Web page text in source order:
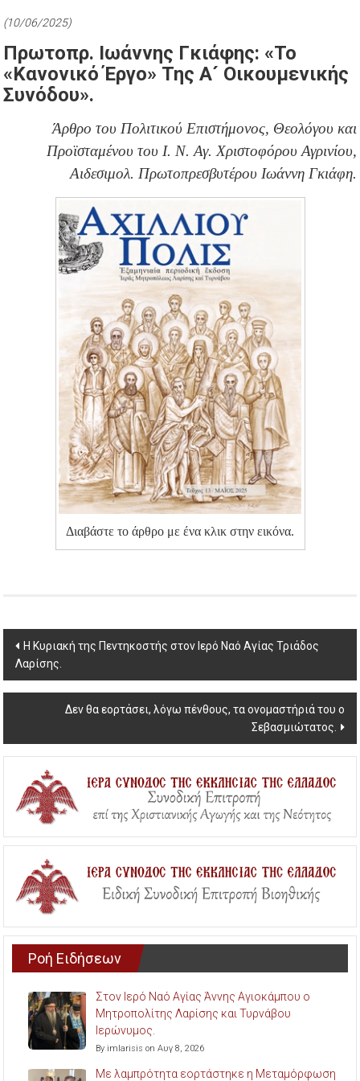
(10/06/2025)
Πρωτοπρ. Ιωάννης Γκιάφης: «Το
«κανονικό Έργο» Της Α´ Οικουμενικής
Συνόδου».
Άρθρο του Πολιτικού Επιστήμονος, Θεολόγου και
Προϊσταμένου του Ι. Ν. Αγ. Χριστοφόρου Αγρινίου,
Αιδεσιμολ. Πρωτοπρεσβυτέρου Ιωάννη Γκιάφη.
Διαβάστε το άρθρο με ένα κλικ στην εικόνα.
Post
navigation
Η Κυριακή της Πεντηκοστής στον Ιερό Ναό Αγίας Τριάδος
Λαρίσης.
Δεν θα εορτάσει, λόγω πένθους, τα ονομαστήριά του ο
Σεβασμιώτατος.
Ροή Ειδήσεων
Στον Ιερό Ναό Αγίας Άννης Αγιοκάμπου ο
Μητροπολίτης Λαρίσης και Τυρνάβου
Ιερώνυμος.
By imlarisis on Αυγ 8, 2026
Με λαμπρότητα εορτάστηκε η Μεταμόρφωση